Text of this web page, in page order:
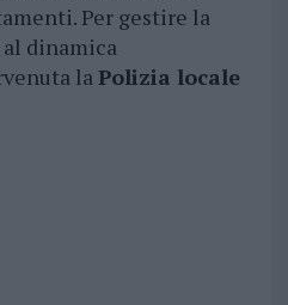
Per gestire la
dinamica
laPolizia locale